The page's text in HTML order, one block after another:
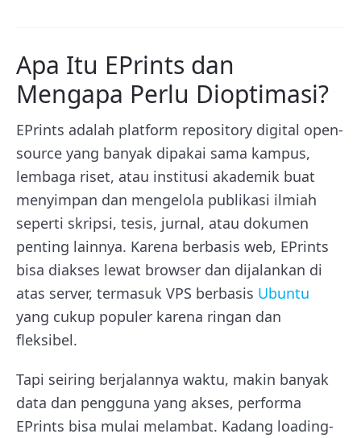
Apa Itu EPrints dan
Mengapa Perlu Dioptimasi?
EPrints adalah platform repository digital open-
source yang banyak dipakai sama kampus,
lembaga riset, atau institusi akademik buat
menyimpan dan mengelola publikasi ilmiah
seperti skripsi, tesis, jurnal, atau dokumen
penting lainnya. Karena berbasis web, EPrints
bisa diakses lewat browser dan dijalankan di
atas server, termasuk VPS berbasis Ubuntu
yang cukup populer karena ringan dan
fleksibel.
Tapi seiring berjalannya waktu, makin banyak
data dan pengguna yang akses, performa
EPrints bisa mulai melambat. Kadang loading-